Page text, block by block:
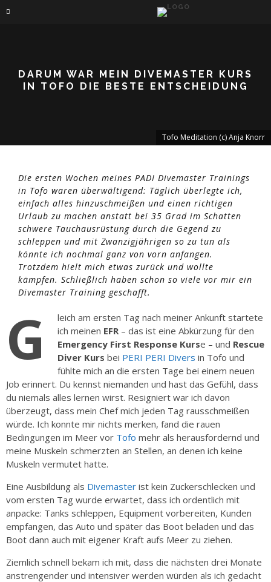
DARUM WAR MEIN DIVEMASTER KURS
IN TOFO DIE BESTE ENTSCHEIDUNG
Tofo Meditation (c) Anja Knorr
Die ersten Wochen meines PADI Divemaster Trainings
in Tofo waren überwältigend: Täglich überlegte ich,
einfach alles hinzuschmeißen und einen richtigen
Urlaub zu machen anstatt bei 35 Grad im Schatten
schwere Tauchausrüstung durch die Gegend zu
schleppen und mit Zwanzigjährigen so zu tun als
könnte ich nochmal ganz von vorn anfangen.
Trotzdem hielt mich etwas zurück und wollte
kämpfen. Schließlich haben schon so viele vor mir ein
Divemaster Training geschafft.
G
leich am ersten Tag nach meiner Ankunft startete
ich meinen EFR– das ist eine Abkürzung für den
Emergency First Response Kurse – und Rescue
Diver Kurs bei PERI PERI Divers in Tofo und
fühlte mich an die ersten Tage bei einem neuen
Job erinnert. Du kennst niemanden und hast das Gefühl, dass
du niemals alles lernen wirst. Resigniert war ich davon
überzeugt, dass mein Chef mich jeden Tag rausschmeißen
würde. Ich konnte mir nichts merken, fand die rauen
Bedingungen im Meer vor Tofo mehr als herausfordernd und
meine Muskeln schmerzten an Stellen, an denen ich keine
Muskeln vermutet hatte.
Eine Ausbildung als Divemaster ist kein Zuckerschlecken und
vom ersten Tag wurde erwartet, dass ich ordentlich mit
anpacke: Tanks schleppen, Equipment vorbereiten, Kunden
empfangen, das Auto und später das Boot beladen und das
Boot dann auch mit eigener Kraft aufs Meer zu ziehen.
Ziemlich schnell bekam ich mit, dass die nächsten drei Monate
anstrengender und intensiver werden würden als ich gedacht